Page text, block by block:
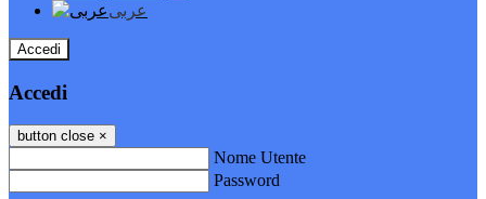
عربى
Accedi
Accedi
button close ×
Nome Utente
Password